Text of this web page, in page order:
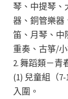
琴、中提琴、
器、銅管樂器
笛、月琴、中
重奏、古箏/
2. 舞蹈類－青
(1) 兒童組（
入圍。